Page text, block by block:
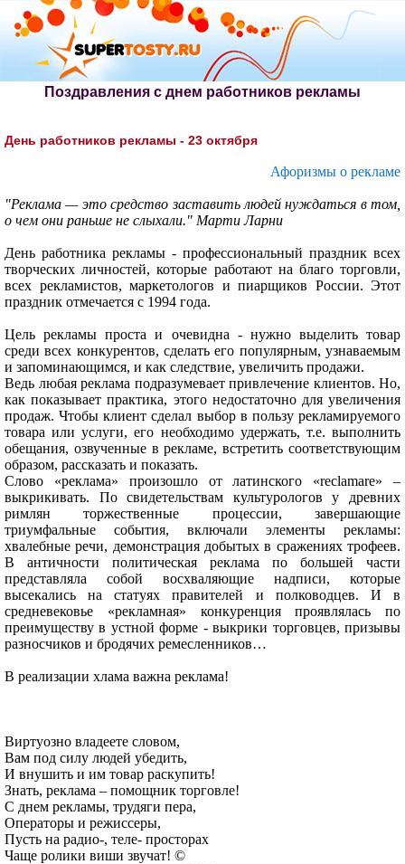
Поздравления с днем работников рекламы
День работников рекламы - 23 октября
Афоризмы о рекламе
"Реклама — это средство заставить людей нуждаться в том,
о чем они раньше не слыхали." Марти Ларни
День работника рекламы - профессиональный праздник всех
творческих личностей, которые работают на благо торговли,
всех рекламистов, маркетологов и пиарщиков России. Этот
праздник отмечается с 1994 года.
Цель рекламы проста и очевидна - нужно выделить товар
среди всех конкурентов, сделать его популярным, узнаваемым
и запоминающимся, и как следствие, увеличить продажи.
Ведь любая реклама подразумевает привлечение клиентов. Но,
как показывает практика, этого недостаточно для увеличения
продаж. Чтобы клиент сделал выбор в пользу рекламируемого
товара или услуги, его необходимо удержать, т.е. выполнить
обещания, озвученные в рекламе, встретить соответствующим
образом, рассказать и показать.
Слово «реклама» произошло от латинского «reclamare» –
выкрикивать. По свидетельствам культурологов у древних
римлян торжественные процессии, завершающие
триумфальные события, включали элементы рекламы:
хвалебные речи, демонстрация добытых в сражениях трофеев.
В античности политическая реклама по большей части
представляла собой восхваляющие надписи, которые
высекались на статуях правителей и полководцев. И в
средневековье «рекламная» конкуренция проявлялась по
преимуществу в устной форме - выкрики торговцев, призывы
разносчиков и бродячих ремесленников…
В реализации хлама важна реклама!
Виртуозно владеете словом,
Вам под силу людей убедить,
И внушить и им товар раскупить!
Знать, реклама – помощник торговле!
С днем рекламы, трудяги пера,
Операторы и режиссеры,
Пусть на радио-, теле- просторах
Чаще ролики виши звучат! ©